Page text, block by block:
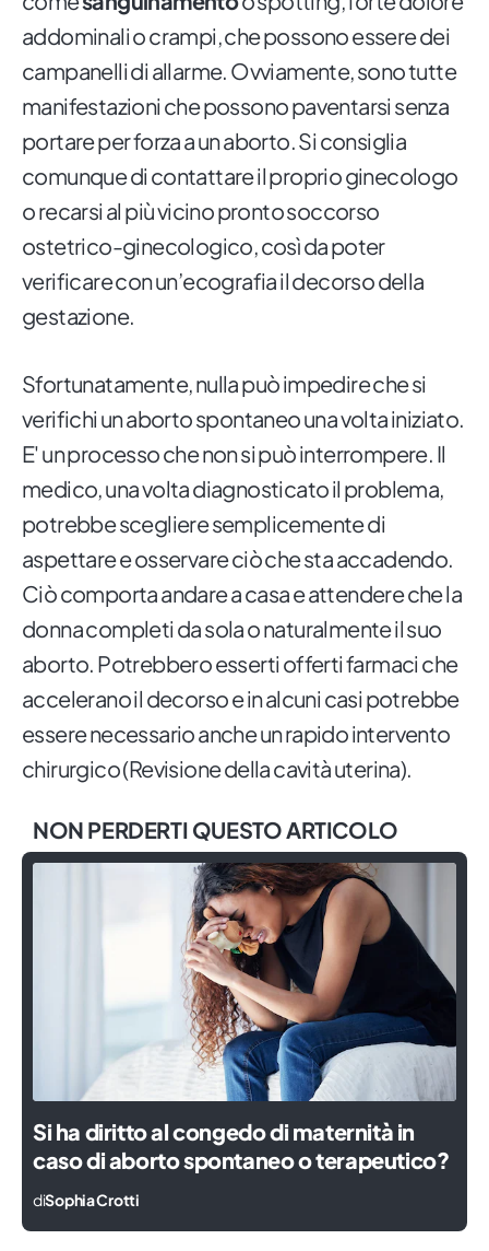
addominali o crampi, che possono essere dei
campanelli di allarme. Ovviamente, sono tutte
manifestazioni che possono paventarsi senza
portare per forza a un aborto. Si consiglia
comunque di contattare il proprio ginecologo
o recarsi al più vicino pronto soccorso
ostetrico-ginecologico, così da poter
verificare con un’ecografia il decorso della
gestazione.
Sfortunatamente, nulla può impedire che si
verifichi un aborto spontaneo una volta iniziato.
E' un processo che non si può interrompere. Il
medico, una volta diagnosticato il problema,
potrebbe scegliere semplicemente di
aspettare e osservare ciò che sta accadendo.
Ciò comporta andare a casa e attendere che la
donna completi da sola o naturalmente il suo
aborto. Potrebbero esserti offerti farmaci che
accelerano il decorso e in alcuni casi potrebbe
essere necessario anche un rapido intervento
chirurgico (Revisione della cavità uterina).
NON PERDERTI QUESTO ARTICOLO
Si ha diritto al congedo di maternità in
caso di aborto spontaneo o terapeutico?
diSophia Crotti